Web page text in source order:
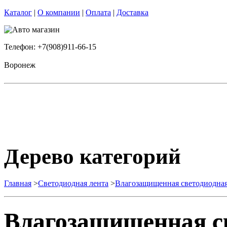
Каталог | О компании | Оплата | Доставка
Телефон: +7(908)911-66-15
Воронеж
Дерево категорий
Главная >Светодиодная лента >Влагозащищенная
Влагозащищенная